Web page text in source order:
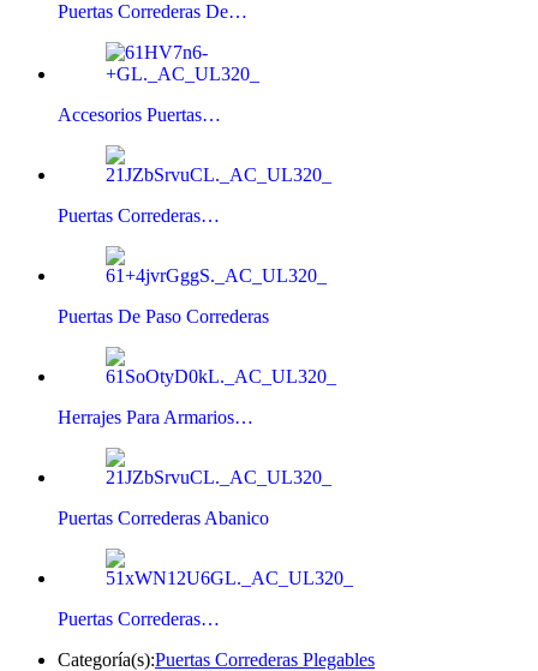
Puertas Correderas De…
Accesorios Puertas…
Puertas Correderas…
Puertas De Paso Correderas
Herrajes Para Armarios…
Puertas Correderas Abanico
Puertas Correderas…
Categoría(s):Puertas Correderas Plegables